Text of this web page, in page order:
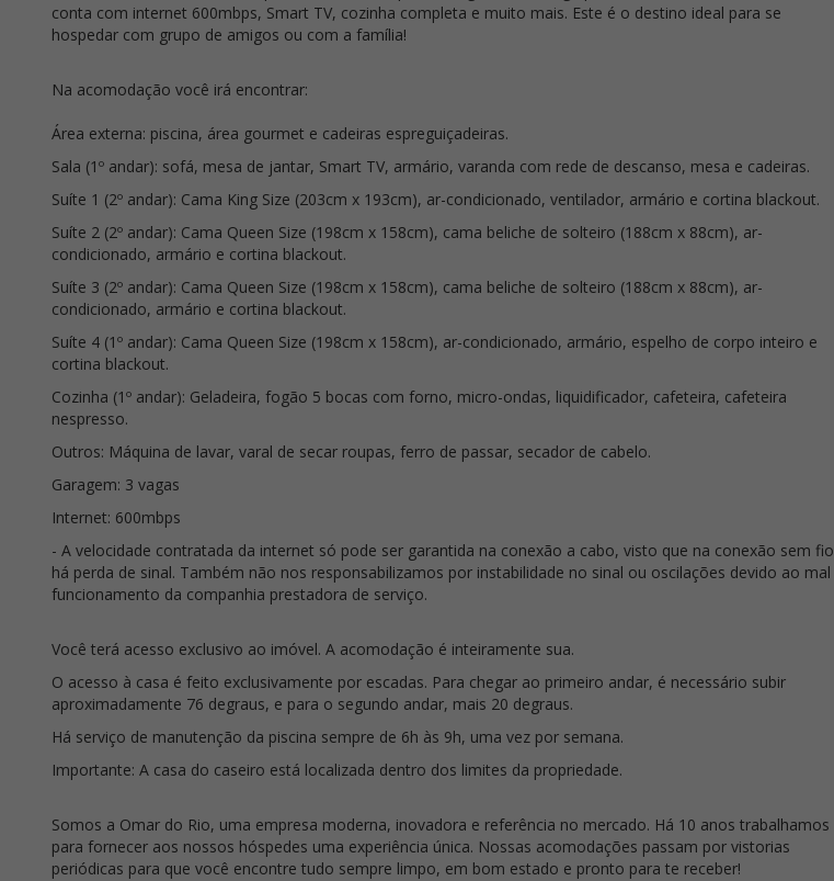
conta com internet 600mbps, Smart TV, cozinha completa e muito mais. Este é o destino ideal para se
hospedar com grupo de amigos ou com a família!
Na acomodação você irá encontrar:
Área externa: piscina, área gourmet e cadeiras espreguiçadeiras.
Sala (1º andar): sofá, mesa de jantar, Smart TV, armário, varanda com rede de descanso, mesa e cadeiras.
Suíte 1 (2º andar): Cama King Size (203cm x 193cm), ar-condicionado, ventilador, armário e cortina blackout.
Suíte 2 (2º andar): Cama Queen Size (198cm x 158cm), cama beliche de solteiro (188cm x 88cm), ar-
condicionado, armário e cortina blackout.
Suíte 3 (2º andar): Cama Queen Size (198cm x 158cm), cama beliche de solteiro (188cm x 88cm), ar-
condicionado, armário e cortina blackout.
Suíte 4 (1º andar): Cama Queen Size (198cm x 158cm), ar-condicionado, armário, espelho de corpo inteiro e
cortina blackout.
Cozinha (1º andar): Geladeira, fogão 5 bocas com forno, micro-ondas, liquidificador, cafeteira, cafeteira
nespresso.
Outros: Máquina de lavar, varal de secar roupas, ferro de passar, secador de cabelo.
Garagem: 3 vagas
Internet: 600mbps
- A velocidade contratada da internet só pode ser garantida na conexão a cabo, visto que na conexão sem fio
há perda de sinal. Também não nos responsabilizamos por instabilidade no sinal ou oscilações devido ao mal
funcionamento da companhia prestadora de serviço.
Você terá acesso exclusivo ao imóvel. A acomodação é inteiramente sua.
O acesso à casa é feito exclusivamente por escadas. Para chegar ao primeiro andar, é necessário subir
aproximadamente 76 degraus, e para o segundo andar, mais 20 degraus.
Há serviço de manutenção da piscina sempre de 6h às 9h, uma vez por semana.
Importante: A casa do caseiro está localizada dentro dos limites da propriedade.
Somos a Omar do Rio, uma empresa moderna, inovadora e referência no mercado. Há 10 anos trabalhamos
para fornecer aos nossos hóspedes uma experiência única. Nossas acomodações passam por vistorias
periódicas para que você encontre tudo sempre limpo, em bom estado e pronto para te receber!